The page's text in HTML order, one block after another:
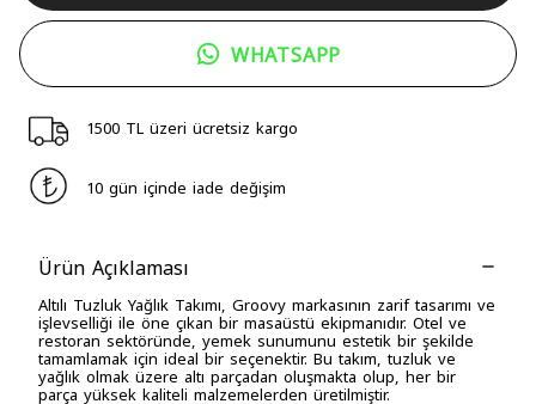
WHATSAPP
1500 TL üzeri ücretsiz kargo
10 gün içinde iade değişim
Ürün Açıklaması
Altılı Tuzluk Yağlık Takımı, Groovy markasının zarif tasarımı ve
işlevselliği ile öne çıkan bir masaüstü ekipmanıdır. Otel ve
restoran sektöründe, yemek sunumunu estetik bir şekilde
tamamlamak için ideal bir seçenektir. Bu takım, tuzluk ve
yağlık olmak üzere altı parçadan oluşmakta olup, her bir
parça yüksek kaliteli malzemelerden üretilmiştir.